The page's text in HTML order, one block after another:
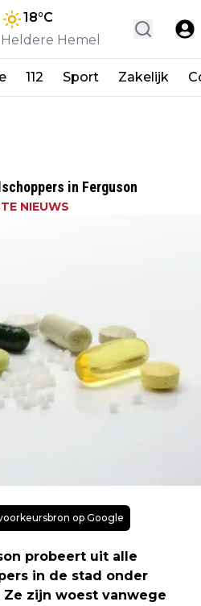
18°C
Heldere Hemel
112 Sport Zakelijk
in Ferguson
NIEUWS
op Google
probeert uit alle
in de stad onder
zijn woest vanwege